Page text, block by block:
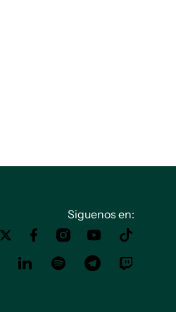
Siguenos en: